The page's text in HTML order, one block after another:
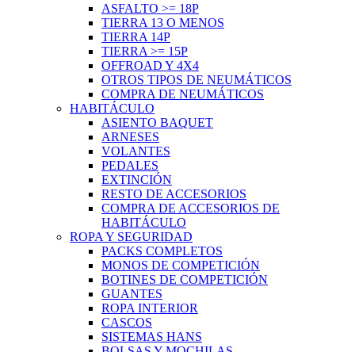
ASFALTO >= 18P
TIERRA 13 O MENOS
TIERRA 14P
TIERRA >= 15P
OFFROAD Y 4X4
OTROS TIPOS DE NEUMÁTICOS
COMPRA DE NEUMÁTICOS
HABITÁCULO
ASIENTO BAQUET
ARNESES
VOLANTES
PEDALES
EXTINCIÓN
RESTO DE ACCESORIOS
COMPRA DE ACCESORIOS DE
HABITÁCULO
ROPA Y SEGURIDAD
PACKS COMPLETOS
MONOS DE COMPETICIÓN
BOTINES DE COMPETICIÓN
GUANTES
ROPA INTERIOR
CASCOS
SISTEMAS HANS